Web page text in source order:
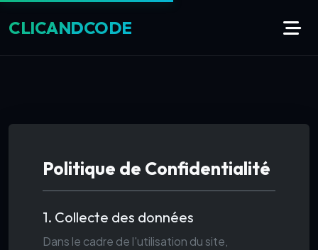
CLICANDCODE
Politique de Confidentialité
1. Collecte des données
Dans le cadre de l'utilisation du site,